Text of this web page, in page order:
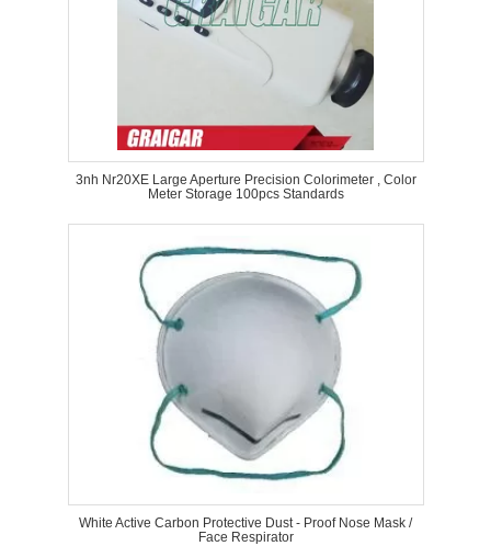
3nh Nr20XE Large Aperture Precision Colorimeter , Color
Meter Storage 100pcs Standards
White Active Carbon Protective Dust - Proof Nose Mask /
Face Respirator